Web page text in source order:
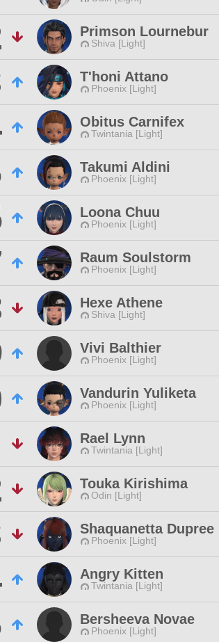
Primson Lournebur
Shiva [Light]
T'honi Attano
Phoenix [Light]
Obitus Carnifex
Twintania [Light]
Takumi Aldini
Phoenix [Light]
Loona Chuu
Phoenix [Light]
Raum Soulstorm
Phoenix [Light]
Hexe Athene
Shiva [Light]
Vivi Balthier
Phoenix [Light]
Vandurin Yuliketa
Phoenix [Light]
Rael Lynn
Twintania [Light]
Touka Kirishima
Odin [Light]
Shaquanetta Dupree
Phoenix [Light]
Angry Kitten
Twintania [Light]
Bersheeva Novae
Phoenix [Light]